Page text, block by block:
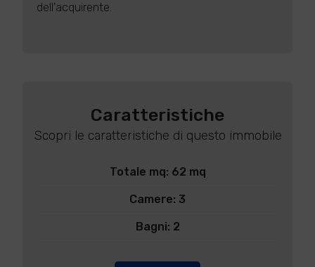
dell'acquirente.
Caratteristiche
Scopri le caratteristiche di questo immobile
Totale mq: 62 mq
Camere: 3
Bagni: 2